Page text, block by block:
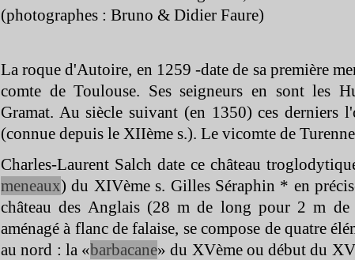
(photographes : Bruno & Didier Faure)
La roque d'Autoire, en 1259 -date de sa première
comte de Toulouse. Ses seigneurs en sont les
Gramat. Au siècle suivant (en 1350) ces derniers
(connue depuis le XIIème s.). Le vicomte de
Charles-Laurent Salch date ce château
meneaux) du XIVème s. Gilles Séraphin * en
château des Anglais (28 m de long pour 2 m
aménagé à flanc de falaise, se compose de quatre
au nord : la «barbacane» du XVème ou début du